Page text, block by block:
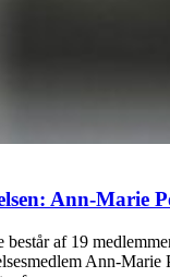
Ann-Marie
består af 19
Ann-Marie